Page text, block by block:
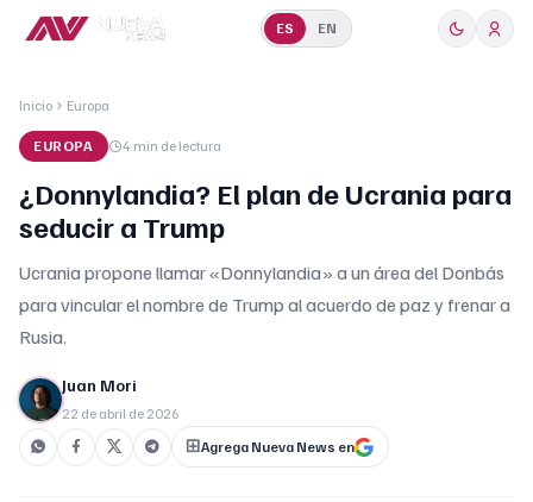
ES EN
Inicio Europa
EUROPA 4 min de lectura
¿Donnylandia? El plan de Ucrania para
seducir a Trump
Ucrania propone llamar «Donnylandia» a un área del Donbás
para vincular el nombre de Trump al acuerdo de paz y frenar a
Rusia.
Juan Mori
22 de abril de 2026
Agrega Nueva News en